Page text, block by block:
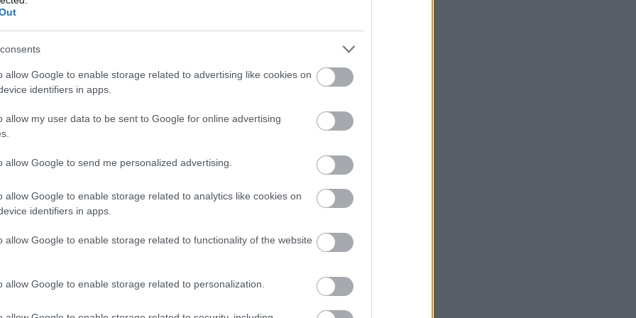
allow Google to enable storage related to advertising like cookies on
identifiers in apps.
allow my user data to be sent to Google for online advertising
allow Google to send me personalized advertising.
allow Google to enable storage related to analytics like cookies on
identifiers in apps.
allow Google to enable storage related to functionality of the website
allow Google to enable storage related to personalization.
és kalandvágyat kívánunk gondolkodás
meg kellene ragadnunk! Korábban könnyebben
lelkesedést, hogy ez megadatott nekünk. Csak a
a lehetséges elé, és azt hisszük, ez volna a
és feledékenységen nyugszik az időskor
szempontjából? Átlavíroz az ember az életén, ahol
felháborodni, van min rettegni, van kivel
mit kibeszélni, van kin kárörvendeni. Hullámzó
titkain lehet kuncorászni vagy éppen elítélően
is erős volt. És miközben suta kamaszként
lábszárunkat vakargatjuk, bevallhatjuk
is szólhatnának. Akkor is, ha nem úgy, nem ott,
ott bujkál egy kis Rita. Már csak az a
születésnapunkat.